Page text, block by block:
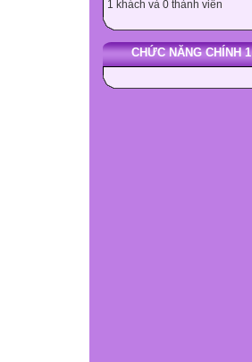
1 khách và 0 thành viên
CHỨC NĂNG CHÍNH 1